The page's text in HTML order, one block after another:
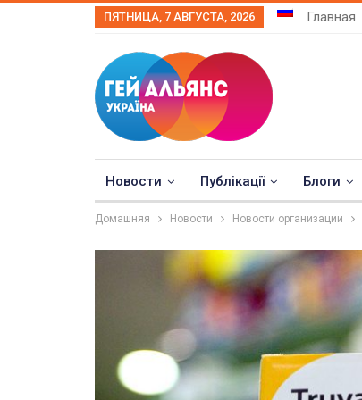
ПЯТНИЦА, 7 АВГУСТА, 2026 Главная
Новости Публікації Блоги
Домашняя Новости Новости организации